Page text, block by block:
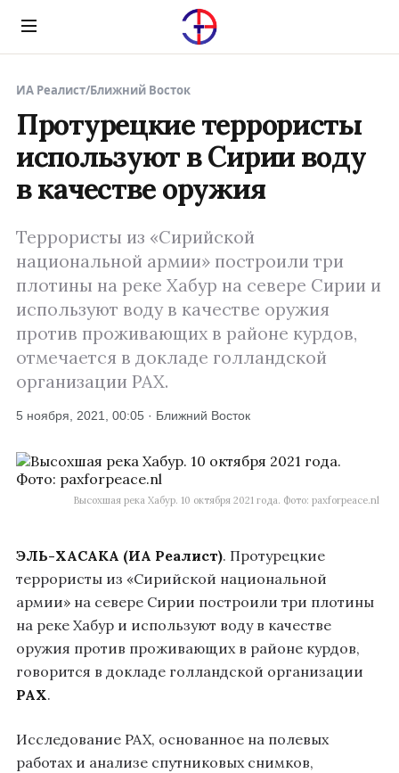
Menu
ИА Реалист/Ближний Восток
Протурецкие террористы
используют в Сирии воду
в качестве оружия
Террористы из «Сирийской
национальной армии» построили три
плотины на реке Хабур на севере Сирии и
используют воду в качестве оружия
против проживающих в районе курдов,
отмечается в докладе голландской
организации PAX.
5 ноября, 2021, 00:05 · Ближний Восток
Высохшая река Хабур. 10 октября 2021 года. Фото: paxforpeace.nl
ЭЛЬ-ХАСАКА (ИА Реалист). Протурецкие
террористы из «Сирийской национальной
армии» на севере Сирии построили три плотины
на реке Хабур и используют воду в качестве
оружия против проживающих в районе курдов,
говорится в докладе голландской организации
PAX.
Исследование PAX, основанное на полевых
работах и анализе спутниковых снимков,